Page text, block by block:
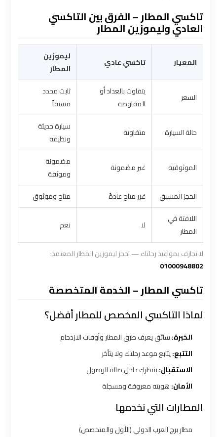
تاكسي المطار – الفرق بين التاكسي
العادي وليموزين المطار
المعيار تاكسي عادي
ليموزين
المطار
السعر
يتفاوت بالعداد أو
المفاوضة
ثابت محدد
مسبقاً
حالة السيارة متفاوتة
سيارة حديثة
ونظيفة
الموثوقية غير مضمونة
مضمونة
وموثقة
الحجز المسبق
غير متاح عادةً
متاح وموثوق
اللافتة في
المطار
لا نعم
لا تجازف بمواعيد رحلتك — احجز ليموزين المطار المعتمد:
01000948802
تاكسي المطار – الخدمة المتخصصة
لماذا التاكسي المخصص للمطار أفضل؟
الخبرة:سائق يعرف طرق المطار وأوقات الازدحام
التتبع:يتابع موعد رحلتك ولا يتأخر
الاستقبال:ينتظرك داخل صالة الوصول
الأمان:هويته معروفة ومسجلة
المطارات التي نخدمها
مطار برج العرب الدولي (الأول والمتخصص)
ليموزين
اسكندرية
القاهرة
ليموزين
القاهرة
الاسكندرية
القاهرة
ليموزين
الاسكندريه
الغردقه
ليموزين
الاسكندريه
السويس
الاسكندريه
ليموزين
الاسكندريه